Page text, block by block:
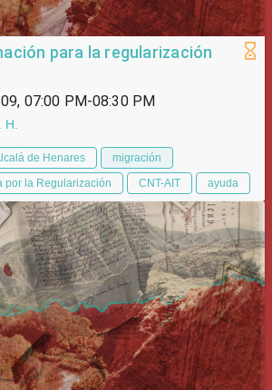
para la regularización
07:00 PM-08:30 PM
de Henares
migración
por la Regularización
CNT-AIT ayuda